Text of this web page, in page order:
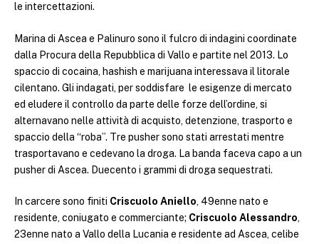
le intercettazioni.
Marina di Ascea e Palinuro sono il fulcro di indagini coordinate
dalla Procura della Repubblica di Vallo e partite nel 2013. Lo
spaccio di cocaina, hashish e marijuana interessava il litorale
cilentano. Gli indagati, per soddisfare le esigenze di mercato
ed eludere il controllo da parte delle forze dell’ordine, si
alternavano nelle attività di acquisto, detenzione, trasporto e
spaccio della “roba”. Tre pusher sono stati arrestati mentre
trasportavano e cedevano la droga. La banda faceva capo a un
pusher di Ascea. Duecento i grammi di droga sequestrati.
In carcere sono finiti Criscuolo Aniello, 49enne nato e
residente, coniugato e commerciante; Criscuolo Alessandro,
23enne nato a Vallo della Lucania e residente ad Ascea, celibe